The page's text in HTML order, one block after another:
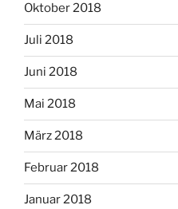
Oktober 2018
Juli 2018
Juni 2018
Mai 2018
März 2018
Februar 2018
Januar 2018